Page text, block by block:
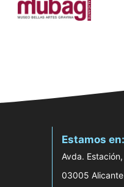
Estamos en:
Avda. Estación,
03005 Alicante